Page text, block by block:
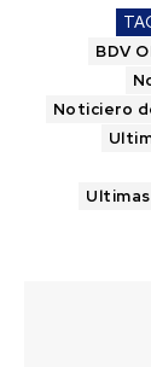
BDV
Noticiero